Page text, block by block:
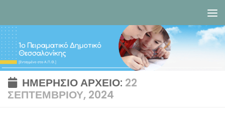
ΗΜΕΡΉΣΙΟ ΑΡΧΕΊΟ: 22
ΣΕΠΤΕΜΒΡΊΟΥ, 2024